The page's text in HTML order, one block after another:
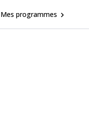
Mes programmes